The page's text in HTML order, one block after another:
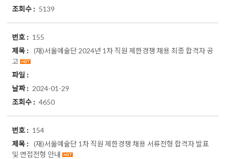
5139
155
(재)서울예술단 2024년 1차 직원 제한경쟁 채용 최종 합격자 공
고
2024-01-29
4650
154
(재)서울예술단 1차 직원 제한경쟁 채용 서류전형 합격자 발표
및 면접전형 안내